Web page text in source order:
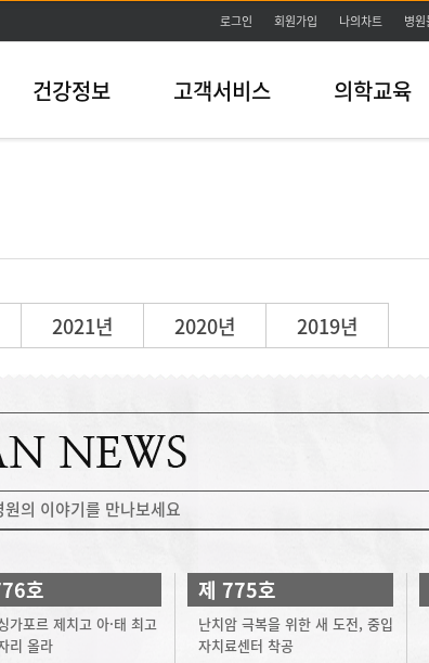
본문바로가기
로그인 회원가입 나의차트 병
건강정보 고객서비스 의학교육
2021년 2020년 2019년
원의 이야기를 만나보세요
호
가포르 제치고 아·태 최고
리 올라
제 775호
난치암 극복을 위한 새 도전, 중입
자치료센터 착공